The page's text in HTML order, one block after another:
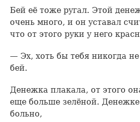
Бей её тоже ругал. Этой
очень много, и он уставал
что от этого руки у него
— Эх, хоть бы тебя никогда
бей.
Денежка плакала, от этого
еще больше зелёной.
больно,